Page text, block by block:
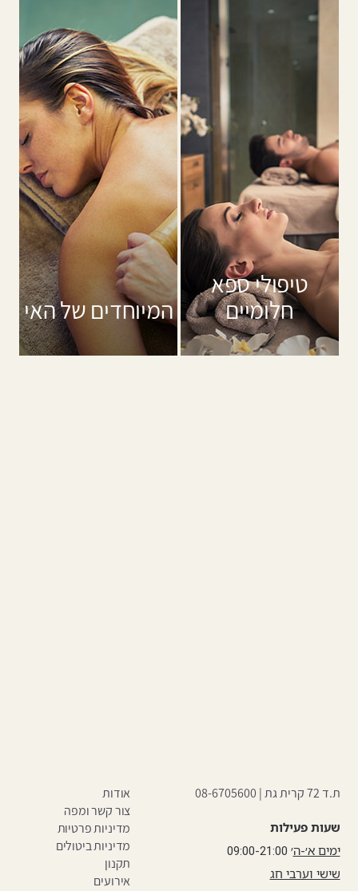
טיפולי ספא
חלומיים
המיוחדים של האי
ת.ד 72 קרית גת |
שעות פעילות
ימים א׳-ה׳ 09:00-21:00
שישי וערבי חג
אודות
צור קשר ומפה
מדיניות פרטיות
מדיניות ביטולים
תקנון
אירועים